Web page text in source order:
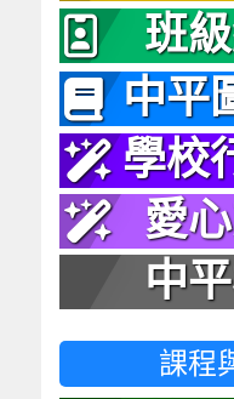
班
中平
學校
愛
中
課程